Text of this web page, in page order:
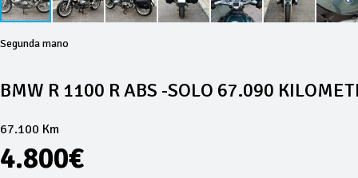
Segunda mano
BMW R 1100 R ABS -SOLO 67.090
67.100 Km
4.800€